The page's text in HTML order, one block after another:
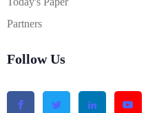
Partners
Follow Us